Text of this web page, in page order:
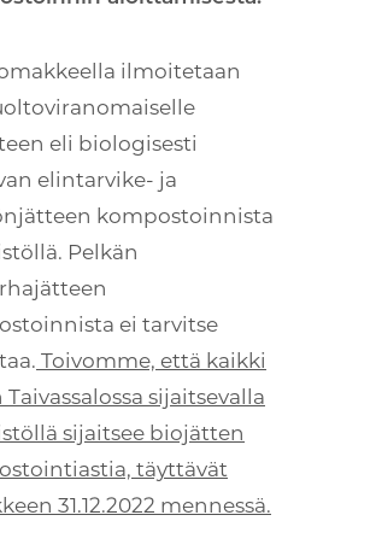
ilmoitetaan
eli biologisesti
elintarvike- ja
kompostoinnista
Pelkän
ei tarvitse
Toivomme, että kaikki
sijaitsevalla
sijaitsee biojätten
täyttävät
31.12.2022 mennessä.